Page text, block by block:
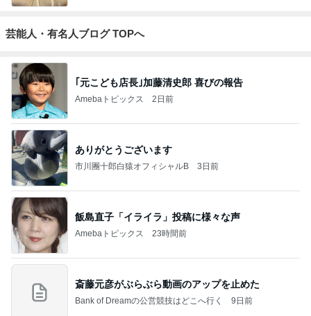
芸能人・有名人ブログ TOPへ
｢元こども店長｣加藤清史郎 喜びの報告
Amebaトピックス 2日前
ありがとうございます
市川團十郎白猿オフィシャルB 3日前
飯島直子「イライラ」投稿に様々な声
Amebaトピックス 23時間前
斎藤元彦がぶらぶら動画のアップを止めた
Bank of Dreamの公営競技はどこへ行く 9日前